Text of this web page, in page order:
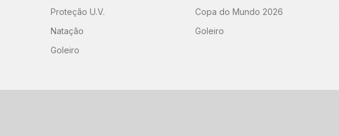
Proteção U.V.
Natação
Goleiro
Copa do Mundo 2026
Goleiro